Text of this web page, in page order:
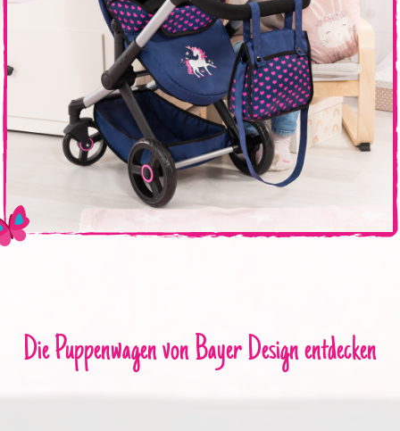
Die Puppenwagen von Bayer Design entdecken